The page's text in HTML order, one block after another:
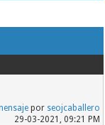
por seojcaballero
29-03-2021, 09:21 PM